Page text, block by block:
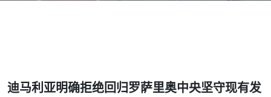
迪马利亚明确拒绝回归罗萨里奥中央坚守现有发